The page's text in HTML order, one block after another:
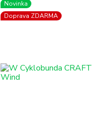
Novinka
Doprava ZDARMA